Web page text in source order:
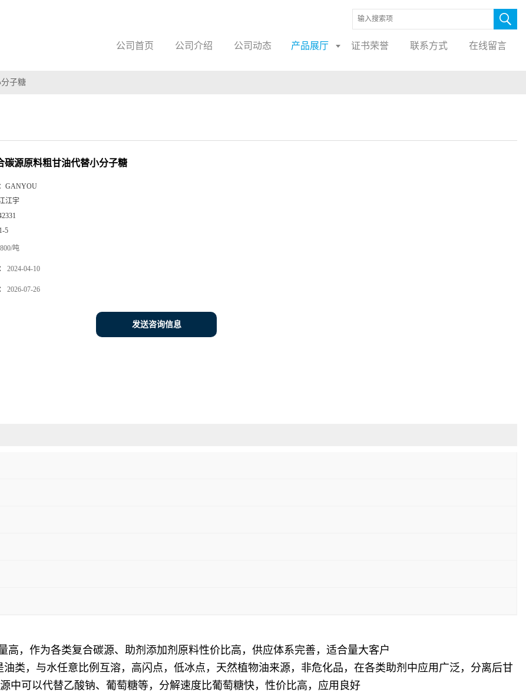
公司首页 公司介绍 公司动态 产品展厅 证书荣誉 联系方式 在线留言
子糖
碳源原料粗甘油代替小分子糖
GANYOU
江宇
5
吨
2024-04-10
2026-07-26
发送咨询信息
，作为各类复合碳源、助剂添加剂原料性价比高，供应体系完善，适合量大客户
类，与水任意比例互溶，高闪点，低冰点，天然植物油来源，非危化品，在各类助剂中应用广泛，分离后甘
中可以代替乙酸钠、葡萄糖等，分解速度比葡萄糖快，性价比高，应用良好